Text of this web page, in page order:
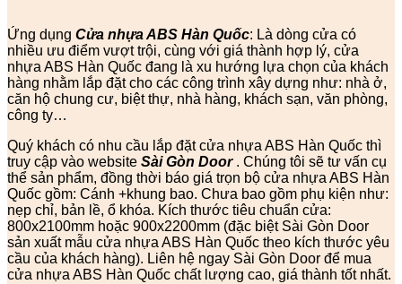
Ứng dụng Cửa nhựa ABS Hàn Quốc: Là dòng cửa có
nhiều ưu điểm vượt trội, cùng với giá thành hợp lý, cửa
nhựa ABS Hàn Quốc đang là xu hướng lựa chọn của khách
hàng nhằm lắp đặt cho các công trình xây dựng như: nhà ở,
căn hộ chung cư, biệt thự, nhà hàng, khách sạn, văn phòng,
công ty…
Quý khách có nhu cầu lắp đặt cửa nhựa ABS Hàn Quốc thì
truy cập vào website Sài Gòn Door. Chúng tôi sẽ tư vấn cụ
thể sản phẩm, đồng thời báo giá trọn bộ cửa nhựa ABS Hàn
Quốc gồm: Cánh +khung bao. Chưa bao gồm phụ kiện như:
nẹp chỉ, bản lề, ổ khóa. Kích thước tiêu chuẩn cửa:
800x2100mm hoặc 900x2200mm (đặc biệt Sài Gòn Door
sản xuất mẫu cửa nhựa ABS Hàn Quốc theo kích thước yêu
cầu của khách hàng). Liên hệ ngay Sài Gòn Door để mua
cửa nhựa ABS Hàn Quốc chất lượng cao, giá thành tốt nhất.